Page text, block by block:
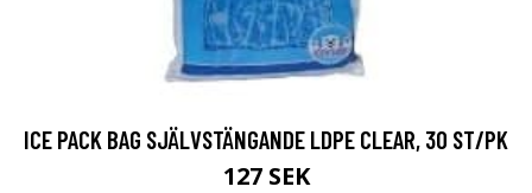
ICE PACK BAG SJÄLVSTÄNGANDE LDPE CLEAR, 30 ST/PK
127 SEK